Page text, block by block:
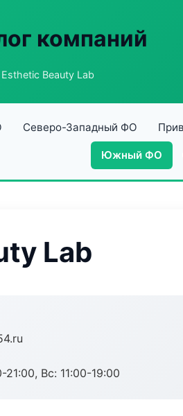
компаний
Esthetic Beauty Lab
Северо-Западный ФО
Южный ФО
Lab
Вс: 11:00-19:00